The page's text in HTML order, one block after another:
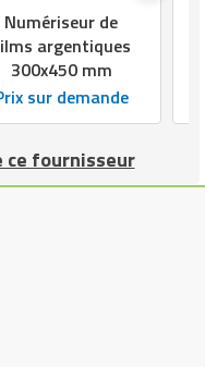
Numériseur de
argentiques
300x450 mm
sur demande
ce fournisseur